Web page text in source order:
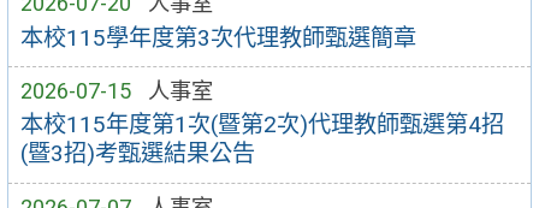
本校115學年度第3次代理教師甄選簡章
2026-07-15 人事室
本校115年度第1次(暨第2次)代理教師甄選第4招
(暨3招)考甄選結果公告